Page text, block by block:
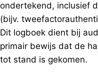
ondertekend, inclusief
(bijv.
Dit logboek dient bij
primair bewijs dat de
tot stand is gekomen.